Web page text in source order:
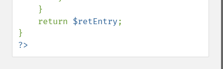
    return
$retEntry;
?>